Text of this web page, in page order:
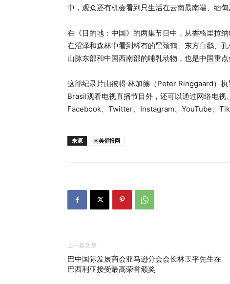
中，观众还有机会看到只生活在云南最南端、缅
在《目的地：中国》的两集节目中，从香格里拉
在沼泽和森林中看到稀有的黑颈鹤、东方白鹳、
山脉东部和中国西南部的哺乳动物，也是中国重点
这部纪录片由彼得·林加德（Peter Ringgaard）
Brasil观看电视直播节目外，还可以通过网络电
Facebook、Twitter、Instagram、YouTube、
来源 南美侨报网
上一篇文章
巴中国际发展商会亚马逊分会会长林玉平先生在
巴西利亚接受最高荣誉颁奖